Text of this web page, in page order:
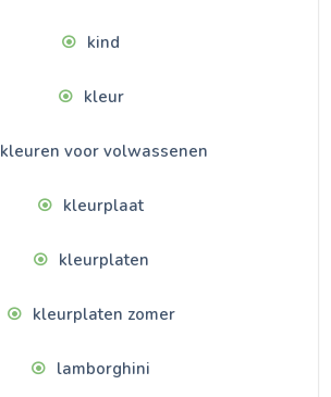
kind
kleur
kleuren voor volwassenen
kleurplaat
kleurplaten
kleurplaten zomer
lamborghini